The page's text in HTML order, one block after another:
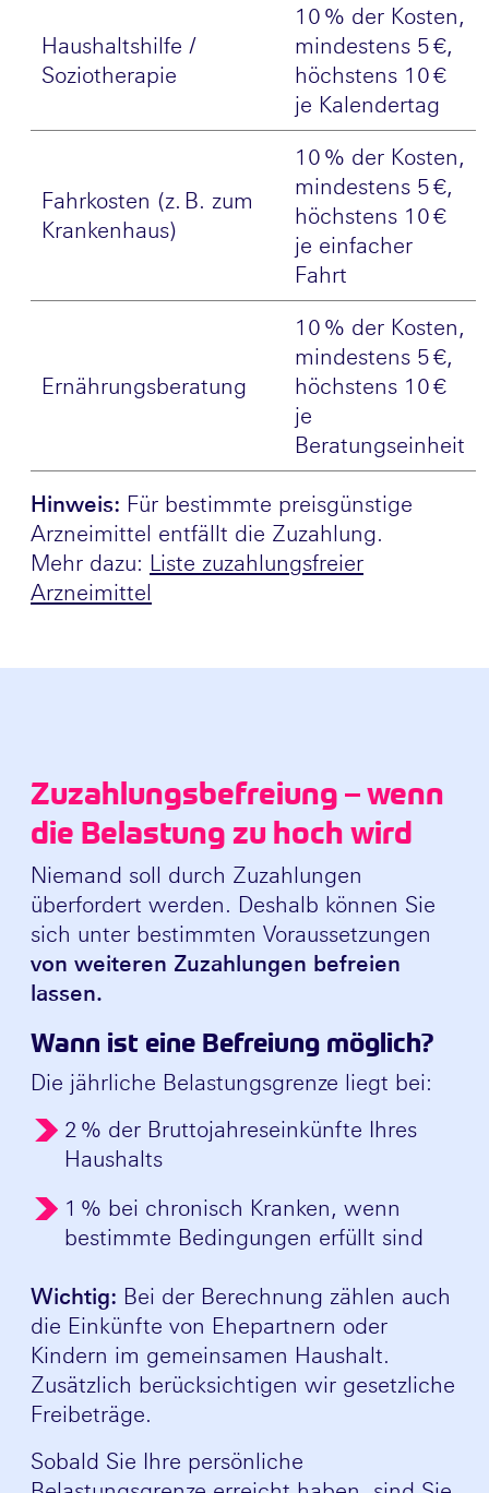
Haushaltshilfe /
Soziotherapie
10 % der Kosten,
mindestens 5 €,
höchstens 10 €
je Kalendertag
Fahrkosten (z. B. zum
Krankenhaus)
10 % der Kosten,
mindestens 5 €,
höchstens 10 €
je einfacher
Fahrt
Ernährungsberatung
10 % der Kosten,
mindestens 5 €,
höchstens 10 €
je
Beratungseinheit
Hinweis: Für bestimmte preisgünstige
Arzneimittel entfällt die Zuzahlung.
Mehr dazu: Liste zuzahlungsfreier
Arzneimittel
Zuzahlungsbefreiung – wenn
die Belastung zu hoch wird
Niemand soll durch Zuzahlungen
überfordert werden. Deshalb können Sie
sich unter bestimmten Voraussetzungen
von weiteren Zuzahlungen befreien
lassen.
Wann ist eine Befreiung möglich?
Die jährliche Belastungsgrenze liegt bei:
2 % der Bruttojahreseinkünfte Ihres
Haushalts
1 % bei chronisch Kranken, wenn
bestimmte Bedingungen erfüllt sind
Wichtig: Bei der Berechnung zählen auch
die Einkünfte von Ehepartnern oder
Kindern im gemeinsamen Haushalt.
Zusätzlich berücksichtigen wir gesetzliche
Freibeträge.
Sobald Sie Ihre persönliche